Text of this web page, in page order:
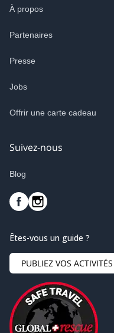
À propos
Partenaires
Presse
Jobs
Offrir une carte cadeau
Suivez-nous
Blog
Êtes-vous un guide ?
PUBLIEZ VOS ACTIVITÉS